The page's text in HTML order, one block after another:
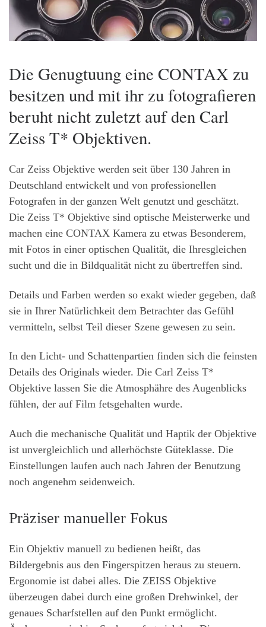
Die Genugtuung eine CONTAX zu
besitzen und mit ihr zu fotografieren
beruht nicht zuletzt auf den Carl
Zeiss T* Objektiven.
Car Zeiss Objektive werden seit über 130 Jahren in
Deutschland entwickelt und von professionellen
Fotografen in der ganzen Welt genutzt und geschätzt.
Die Zeiss T* Objektive sind optische Meisterwerke und
machen eine CONTAX Kamera zu etwas Besonderem,
mit Fotos in einer optischen Qualität, die Ihresgleichen
sucht und die in Bildqualität nicht zu übertreffen sind.
Details und Farben werden so exakt wieder gegeben, daß
sie in Ihrer Natürlichkeit dem Betrachter das Gefühl
vermitteln, selbst Teil dieser Szene gewesen zu sein.
In den Licht- und Schattenpartien finden sich die feinsten
Details des Originals wieder. Die Carl Zeiss T*
Objektive lassen Sie die Atmosphähre des Augenblicks
fühlen, der auf Film fetsgehalten wurde.
Auch die mechanische Qualität und Haptik der Objektive
ist unvergleichlich und allerhöchste Güteklasse. Die
Einstellungen laufen auch nach Jahren der Benutzung
noch angenehm seidenweich.
Präziser manueller Fokus
Ein Objektiv manuell zu bedienen heißt, das
Bildergebnis aus den Fingerspitzen heraus zu steuern.
Ergonomie ist dabei alles. Die ZEISS Objektive
überzeugen dabei durch eine großen Drehwinkel, der
genaues Scharfstellen auf den Punkt ermöglicht.